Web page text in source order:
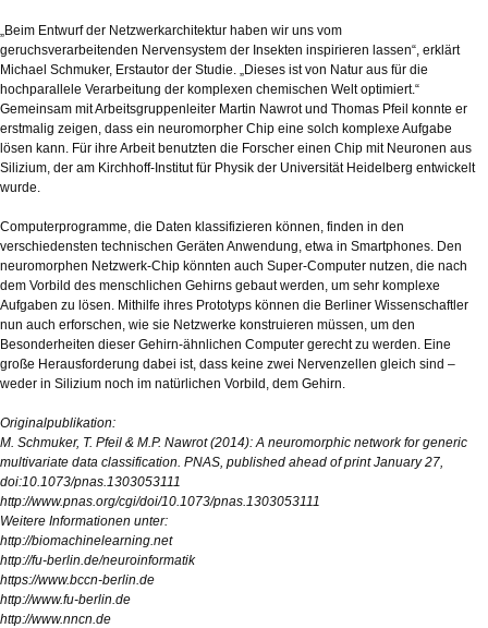
„Beim Entwurf der Netzwerkarchitektur haben wir uns vom
geruchsverarbeitenden Nervensystem der Insekten inspirieren lassen“, erklärt
Michael Schmuker, Erstautor der Studie. „Dieses ist von Natur aus für die
hochparallele Verarbeitung der komplexen chemischen Welt optimiert.“
Gemeinsam mit Arbeitsgruppenleiter Martin Nawrot und Thomas Pfeil konnte er
erstmalig zeigen, dass ein neuromorpher Chip eine solch komplexe Aufgabe
lösen kann. Für ihre Arbeit benutzten die Forscher einen Chip mit Neuronen aus
Silizium, der am Kirchhoff-Institut für Physik der Universität Heidelberg entwickelt
wurde.
Computerprogramme, die Daten klassifizieren können, finden in den
verschiedensten technischen Geräten Anwendung, etwa in Smartphones. Den
neuromorphen Netzwerk-Chip könnten auch Super-Computer nutzen, die nach
dem Vorbild des menschlichen Gehirns gebaut werden, um sehr komplexe
Aufgaben zu lösen. Mithilfe ihres Prototyps können die Berliner Wissenschaftler
nun auch erforschen, wie sie Netzwerke konstruieren müssen, um den
Besonderheiten dieser Gehirn-ähnlichen Computer gerecht zu werden. Eine
große Herausforderung dabei ist, dass keine zwei Nervenzellen gleich sind –
weder in Silizium noch im natürlichen Vorbild, dem Gehirn.
Originalpublikation:
M. Schmuker, T. Pfeil & M.P. Nawrot (2014): A neuromorphic network for generic
multivariate data classification. PNAS, published ahead of print January 27,
doi:10.1073/pnas.1303053111
http://www.pnas.org/cgi/doi/10.1073/pnas.1303053111
Weitere Informationen unter:
http://biomachinelearning.net
http://fu-berlin.de/neuroinformatik
https://www.bccn-berlin.de
http://www.fu-berlin.de
http://www.nncn.de